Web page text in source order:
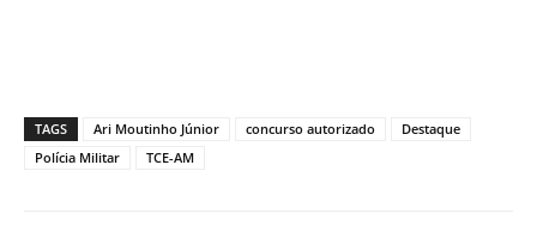
TAGS Ari Moutinho Júnior concurso autorizado
Destaque
Polícia Militar
TCE-AM